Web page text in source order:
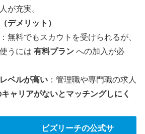
が充実。
デメリット）
：無料でもスカウトを受けられるが、
うには 有料プラン への加入が必
ベルが高い ：管理職や専門職の求人
ャリアがないとマッチングしにく
ーチの公式サ